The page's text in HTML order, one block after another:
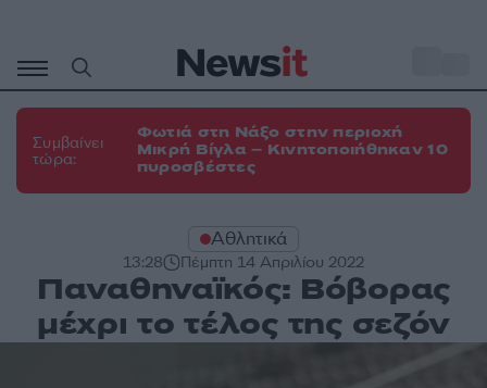
περιεχόμενο
Συμβαίνει
τώρα:
Φωτιά στη Νάξο στην περιοχή
Μικρή Βίγλα – Κινητοποιήθηκαν 10
πυροσβέστες
Αθλητικά
13:28 Πέμπτη 14 Απριλίου 2022
Παναθηναϊκός: Βόβορας
μέχρι το τέλος της σεζόν